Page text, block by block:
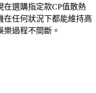
在選購指定款CP值散熱
在任何狀況下都能維持高
過程不間斷。